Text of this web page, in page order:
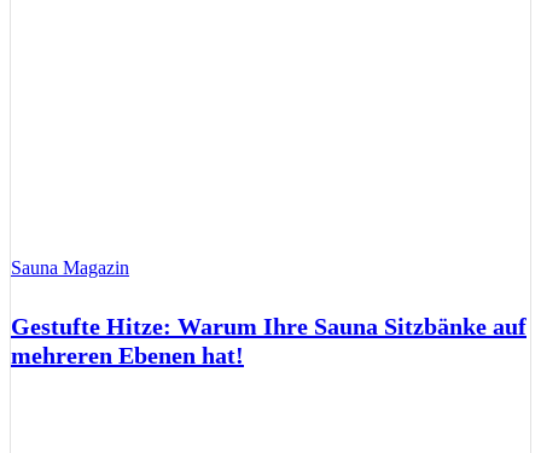
Sauna Magazin
Gestufte Hitze: Warum Ihre Sauna Sitzbänke auf
mehreren Ebenen hat!